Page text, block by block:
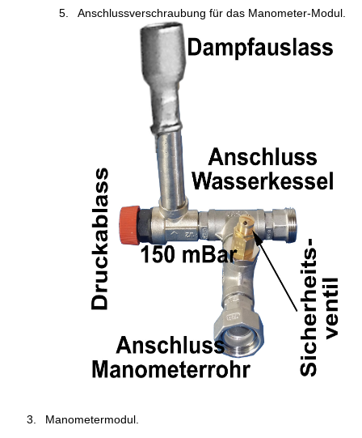
Anschlussverschraubung für das Manometer-Modul.
Manometermodul.